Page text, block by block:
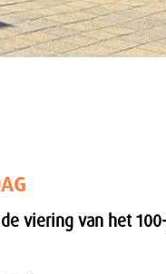
viering van het